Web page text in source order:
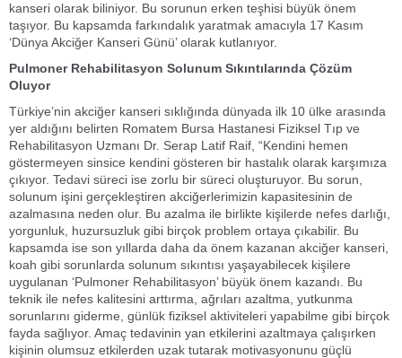
kanseri olarak biliniyor. Bu sorunun erken teşhisi büyük önem
taşıyor. Bu kapsamda farkındalık yaratmak amacıyla 17 Kasım
‘Dünya Akciğer Kanseri Günü’ olarak kutlanıyor.
Pulmoner Rehabilitasyon Solunum Sıkıntılarında Çözüm
Oluyor
Türkiye’nin akciğer kanseri sıklığında dünyada ilk 10 ülke arasında
yer aldığını belirten Romatem Bursa Hastanesi Fiziksel Tıp ve
Rehabilitasyon Uzmanı Dr. Serap Latif Raif, “Kendini hemen
göstermeyen sinsice kendini gösteren bir hastalık olarak karşımıza
çıkıyor. Tedavi süreci ise zorlu bir süreci oluşturuyor. Bu sorun,
solunum işini gerçekleştiren akciğerlerimizin kapasitesinin de
azalmasına neden olur. Bu azalma ile birlikte kişilerde nefes darlığı,
yorgunluk, huzursuzluk gibi birçok problem ortaya çıkabilir. Bu
kapsamda ise son yıllarda daha da önem kazanan akciğer kanseri,
koah gibi sorunlarda solunum sıkıntısı yaşayabilecek kişilere
uygulanan ‘Pulmoner Rehabilitasyon’ büyük önem kazandı. Bu
teknik ile nefes kalitesini arttırma, ağrıları azaltma, yutkunma
sorunlarını giderme, günlük fiziksel aktiviteleri yapabilme gibi birçok
fayda sağlıyor. Amaç tedavinin yan etkilerini azaltmaya çalışırken
kişinin olumsuz etkilerden uzak tutarak motivasyonunu güçlü